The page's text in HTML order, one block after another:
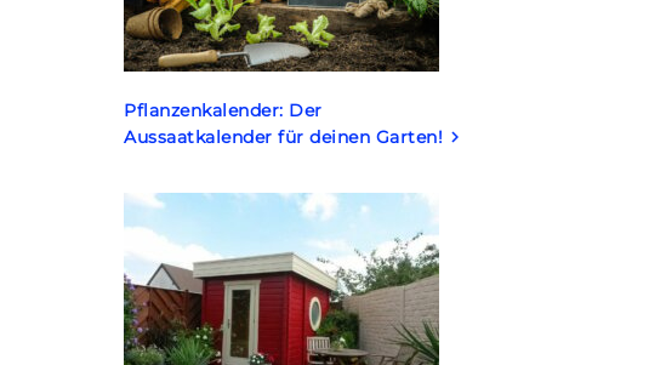
Pflanzenkalender: Der
Aussaatkalender für deinen Garten! keyboard_arrow_right